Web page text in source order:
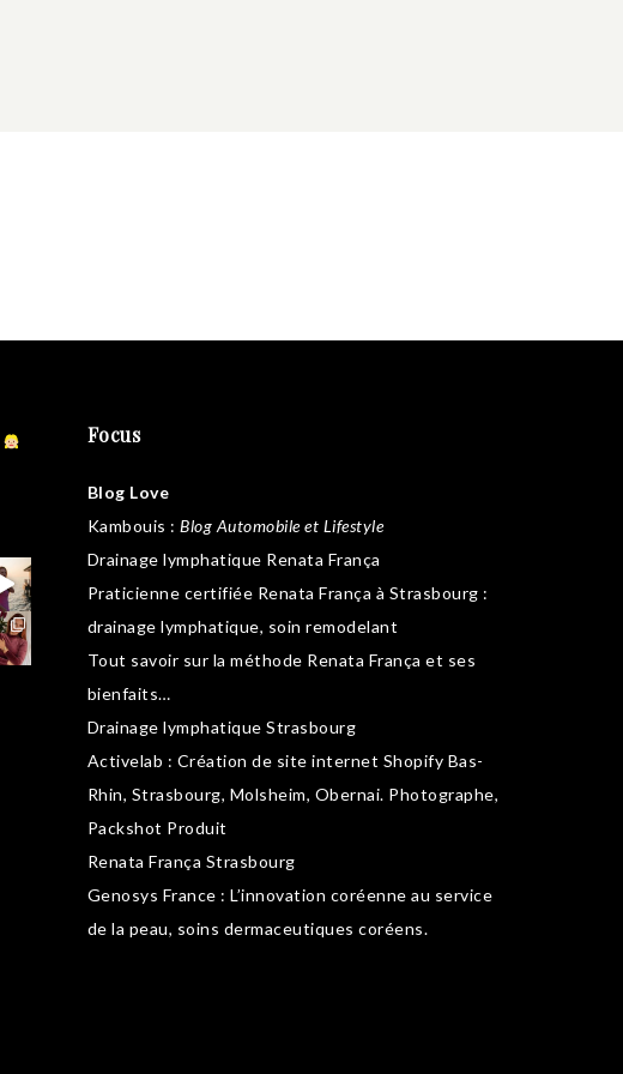
Focus
Blog Love
Kambouis :Blog Automobile et Lifestyle
Drainage lymphatique Renata França
Praticienne certifiée Renata França à Strasbourg :
drainage lymphatique, soin remodelant
Tout savoir sur laméthode Renata França et ses
bienfaits…
Drainage lymphatique Strasbourg
Activelab : Création de site internet Shopify Bas-
Rhin, Strasbourg, Molsheim, Obernai. Photographe,
Packshot Produit
Renata França Strasbourg
Genosys France : L’innovation coréenne au service
de la peau, soins dermaceutiques coréens.